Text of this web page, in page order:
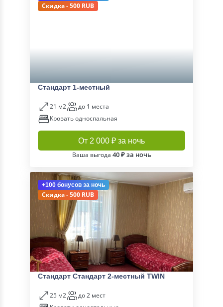
Скидка - 500 RUB
Стандарт 1-местный
21 м2
до 1 места
Кровать односпальная
От 2 000 ₽ за ночь
Ваша выгода 40 ₽ за ночь
+100 бонусов за ночь
Скидка - 500 RUB
Стандарт Стандарт 2-местный TWIN
25 м2
до 2 мест